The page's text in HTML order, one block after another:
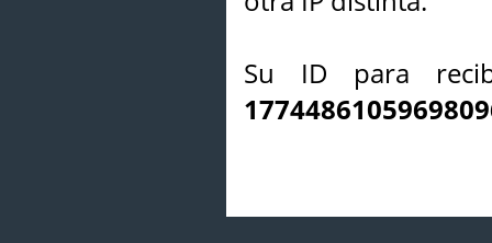
Su ID para